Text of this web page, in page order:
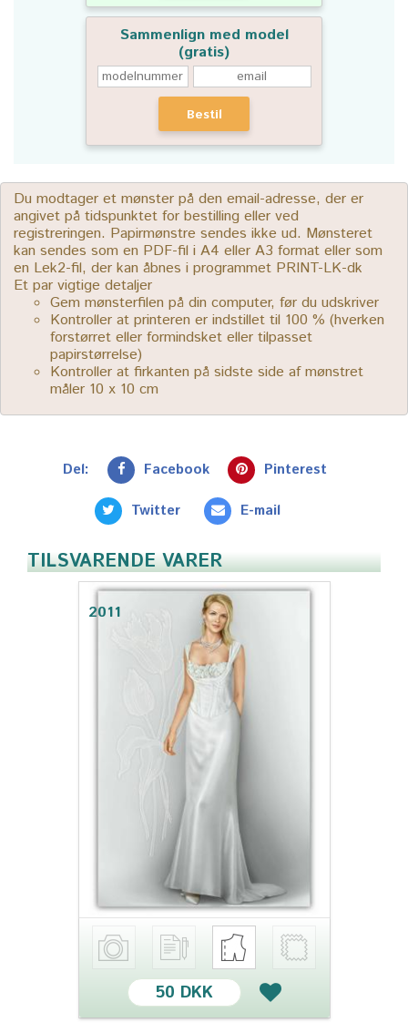
Sammenlign med model
(gratis)
Bestil
Du modtager et mønster på den email-adresse, der er
angivet på tidspunktet for bestilling eller ved
registreringen. Papirmønstre sendes ikke ud. Mønsteret
kan sendes som en PDF-fil i A4 eller A3 format eller som
en Lek2-fil, der kan åbnes i programmet PRINT-LK-dk
Et par vigtige detaljer
Gem mønsterfilen på din computer, før du udskriver
Kontroller at printeren er indstillet til 100 % (hverken
forstørret eller formindsket eller tilpasset
papirstørrelse)
Kontroller at firkanten på sidste side af mønstret
måler 10 x 10 cm
Del: Facebook Pinterest
Twitter E-mail
TILSVARENDE VARER
2011
50 DKK